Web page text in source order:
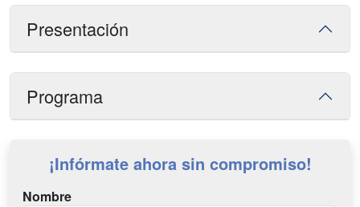
Presentación
Programa
¡Infórmate ahora sin compromiso!
Nombre